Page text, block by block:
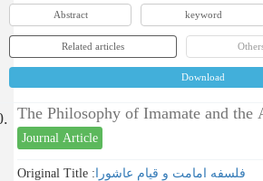
Abstract keyword
Related articles
Download
The Philosophy of Imamate and the
Journal Article
Original Title : فلسفه امامت و قیام عاشورا